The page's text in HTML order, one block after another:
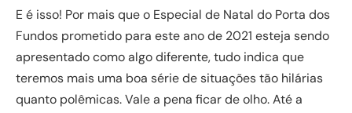
E é isso! Por mais que o Especial de Natal do Porta dos
Fundos prometido para este ano de 2021 esteja sendo
apresentado como algo diferente, tudo indica que
teremos mais uma boa série de situações tão hilárias
quanto polêmicas. Vale a pena ficar de olho. Até a